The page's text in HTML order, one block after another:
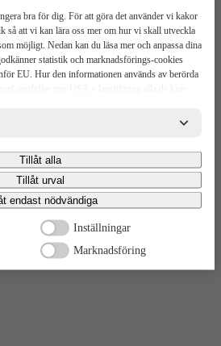
bra för dig. För att göra det använder vi kakor
så att vi kan lära oss mer om hur vi skall utveckla
möjligt. Nedan kan du läsa mer och anpassa dina
statistik och marknadsförings-cookies
EU. Hur den informationen används av berörda
uppfyller inte USA:s lagstiftning alla de krav
berörda bolagen måste lämna över uppgifter till
USA om de får en sådan begäran. Det kan dock
som de brottsbekämpande myndigheterna har
statistik och marknadsförings-cookies nedan
data överförs till tredje land.
Tillåt alla
Tillåt urval
endast nödvändiga
Inställningar
Marknadsföring
åtta personer.
personer.